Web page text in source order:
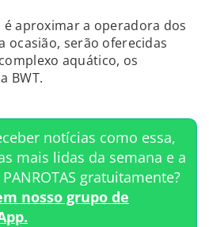
aproximar a operadora dos
ocasião, serão oferecidas
aquático, os
BWT.
notícias como essa,
mais lidas da semana e a
gratuitamente?
nosso grupo de